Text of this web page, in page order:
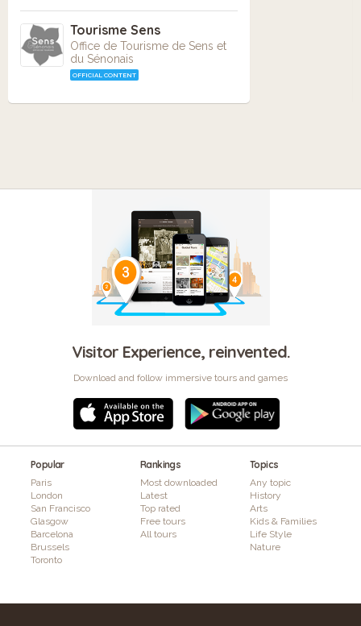
Tourisme Sens
Office de Tourisme de Sens et
du Sénonais
OFFICIAL CONTENT
Visitor Experience, reinvented.
Download and follow immersive tours and games
Popular
Paris
London
San Francisco
Glasgow
Barcelona
Brussels
Toronto
Rankings
Most downloaded
Latest
Top rated
Free tours
All tours
Topics
Any topic
History
Arts
Kids & Families
Life Style
Nature